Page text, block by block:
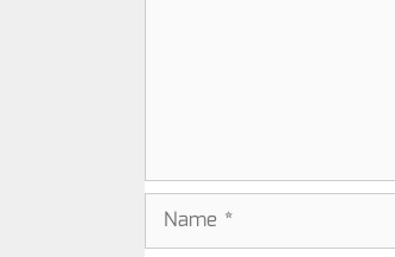
Name